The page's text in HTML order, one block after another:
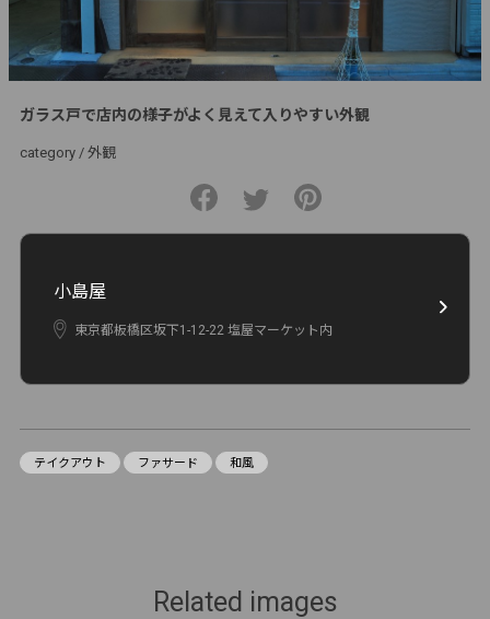
ガラス戸で店内の様子がよく見えて入りやすい外観
category / 外観
小島屋
東京都板橋区坂下1-12-22 塩屋マーケット内
テイクアウト ファサード 和風
Related images